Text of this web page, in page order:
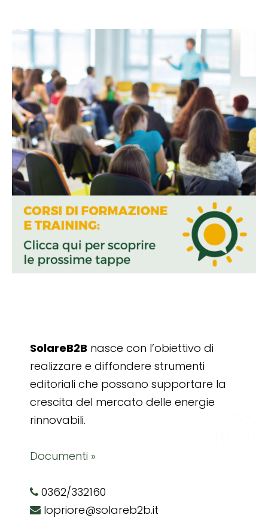
SolareB2B nasce con l’obiettivo di
realizzare e diffondere strumenti
editoriali che possano supportare la
crescita del mercato delle energie
rinnovabili.
Documenti »
0362/332160
lopriore@solareb2b.it